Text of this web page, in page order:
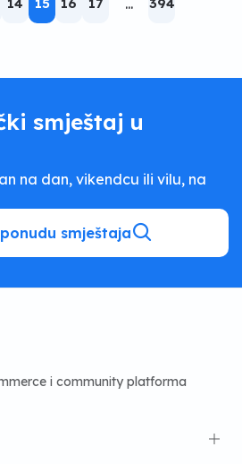
...
smještaj u
na dan, vikendcu ili vilu, na
smještaja
i community platforma